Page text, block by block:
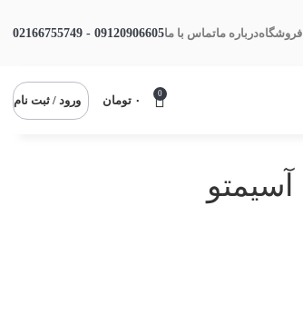
فروشگاهدرباره ماتماس با ما09120906605 - 02166755749
0
۰ تومان ورود / ثبت نام